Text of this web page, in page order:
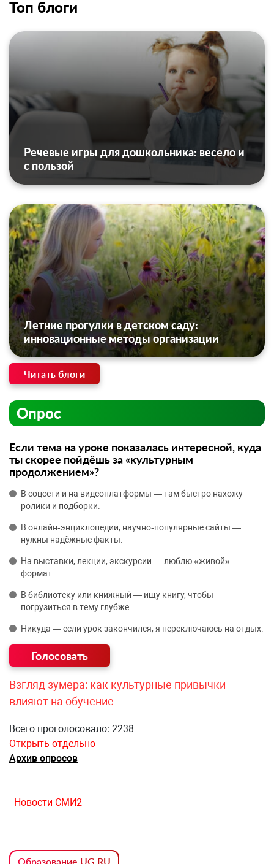
Топ блоги
Речевые игры для дошкольника: весело и
с пользой
Летние прогулки в детском саду:
инновационные методы организации
Читать блоги
Опрос
Если тема на уроке показалась интересной, куда
ты скорее пойдёшь за «культурным
продолжением»?
В соцсети и на видеоплатформы — там быстро нахожу
ролики и подборки.
В онлайн‑энциклопедии, научно‑популярные сайты —
нужны надёжные факты.
На выставки, лекции, экскурсии — люблю «живой»
формат.
В библиотеку или книжный — ищу книгу, чтобы
погрузиться в тему глубже.
Никуда — если урок закончился, я переключаюсь на отдых.
Взгляд зумера: как культурные привычки
влияют на обучение
Всего проголосовало: 2238
Открыть отдельно
Архив опросов
Новости СМИ2
Образование UG.RU